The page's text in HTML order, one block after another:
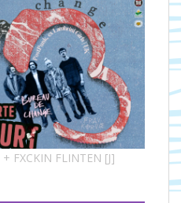
FXCKIN FLINTEN [J]